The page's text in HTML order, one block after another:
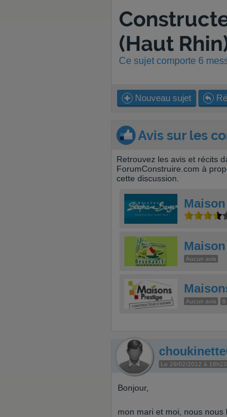
(Haut
Ce sujet comporte 6
Nouveau sujet
Avis sur les
Retrouvez les avis et récits
ForumConstruire.com à
cette discussion.
Aucun avis
Aucun avis 8
Le 29/02/2012 à 18h23
Bonjour,
mon mari et moi, nous